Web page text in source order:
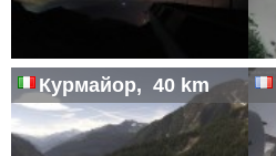
Курмайор, 40 km